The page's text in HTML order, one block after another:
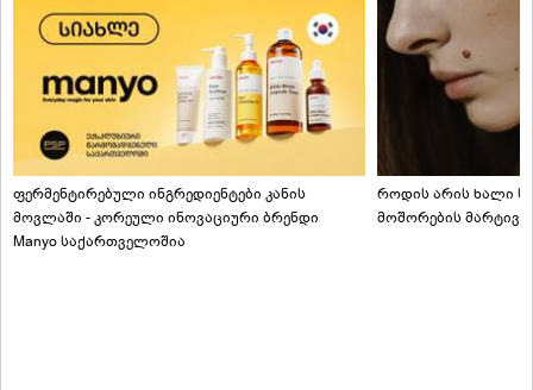
ფერმენტირებული ინგრედიენტები კანის
მოვლაში - კორეული ინოვაციური ბრენდი
Manyo საქართველოშია
როდის არის ხალი
მოშორების